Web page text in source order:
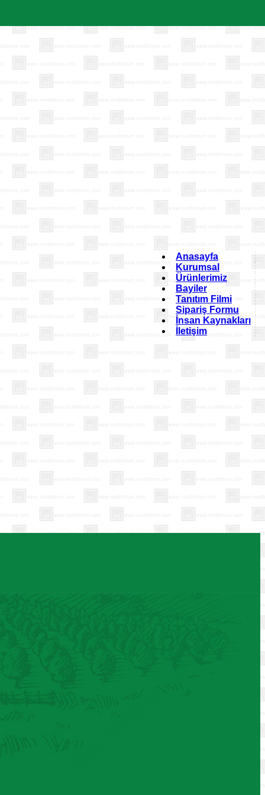
Anasayfa
Kurumsal
Ürünlerimiz
Bayiler
Tanıtım Filmi
Sipariş Formu
İnsan Kaynakları
İletişim